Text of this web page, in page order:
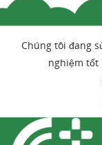
Chúng tôi đang
nghiệm tốt